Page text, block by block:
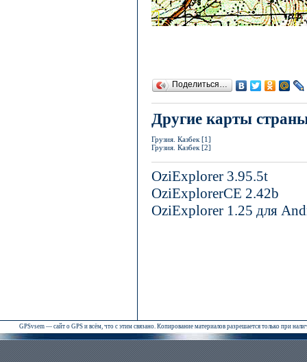
Поделиться…
Другие карты
Грузия. Казбек [1]
Грузия. Казбек [2]
OziExplorer 3.95.5t
OziExplorerCE 2.42b
OziExplorer 1.25 для
GPSvsem — сайт о GPS и всём, что с этим связано. Копирование материалов разрешается только при